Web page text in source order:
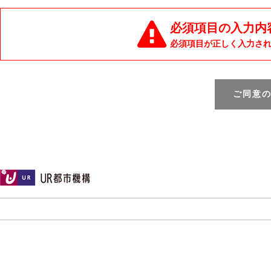
必須項目の入力
必須項目が正しく入力さ
ご同意